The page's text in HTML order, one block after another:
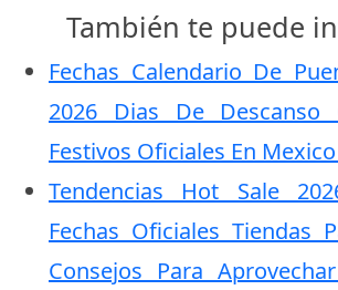
También te puede
Fechas Calendario De
2026 Dias De Descanso
Festivos Oficiales En
Tendencias Hot Sale
Fechas Oficiales Tiendas
Consejos Para